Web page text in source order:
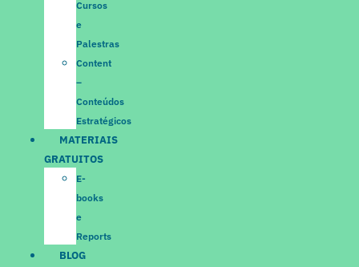
Cursos
e
Palestras
Content
–
Conteúdos
Estratégicos
MATERIAIS
GRATUITOS
E-
books
e
Reports
BLOG